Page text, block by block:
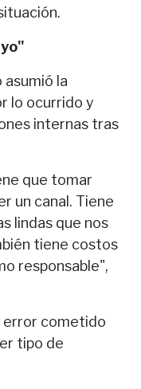
la
lo ocurrido y
internas tras
que tomar
un canal. Tiene
lindas que nos
tiene costos
responsable",
error cometido
tipo de